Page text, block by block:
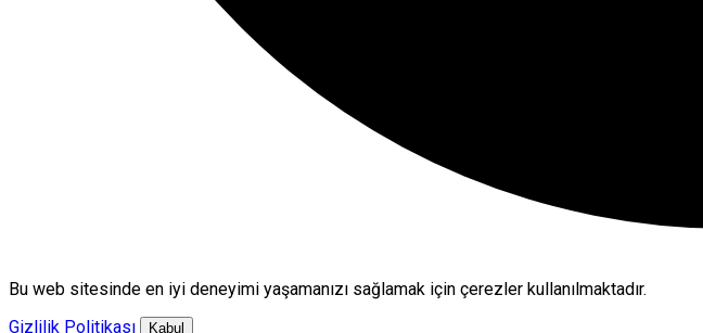
Bu web sitesinde en iyi deneyimi yaşamanızı sağlamak için çerezler kullanılmaktadır.
Gizlilik Politikası
Kabul